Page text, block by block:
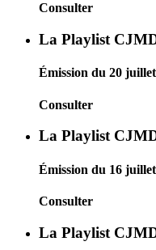
Consulter
La Playlist
Émission du 20
Consulter
La Playlist
Émission du 16
Consulter
La Playlist